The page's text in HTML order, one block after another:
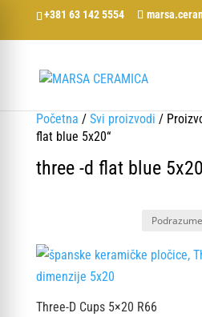
+381 63 142 5554
Početna / Svi proizvodi /
flat blue 5x20“
three -d flat blue 5x20
Three-D Cups 5×20 R66